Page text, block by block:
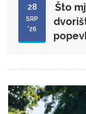
28
SRP
'26
Što